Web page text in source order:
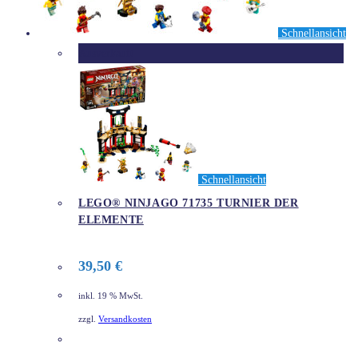
Schnellansicht
Schnellansicht
LEGO® NINJAGO 71735 TURNIER DER
ELEMENTE
39,50 €
inkl. 19 % MwSt.
zzgl. Versandkosten